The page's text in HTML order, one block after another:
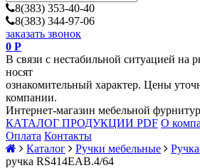
8(383) 353-40-40
8(383) 344-97-06
заказать звонок
0 Р
В связи с нестабильной ситуацией на
носят
ознакомительный характер. Цены
компании.
Интернет-магазин мебельной
КАТАЛОГ ПРОДУКЦИИ PDF О
Оплата Контакты
Каталог
Ручки мебельные
ручка RS414EAB.4/64